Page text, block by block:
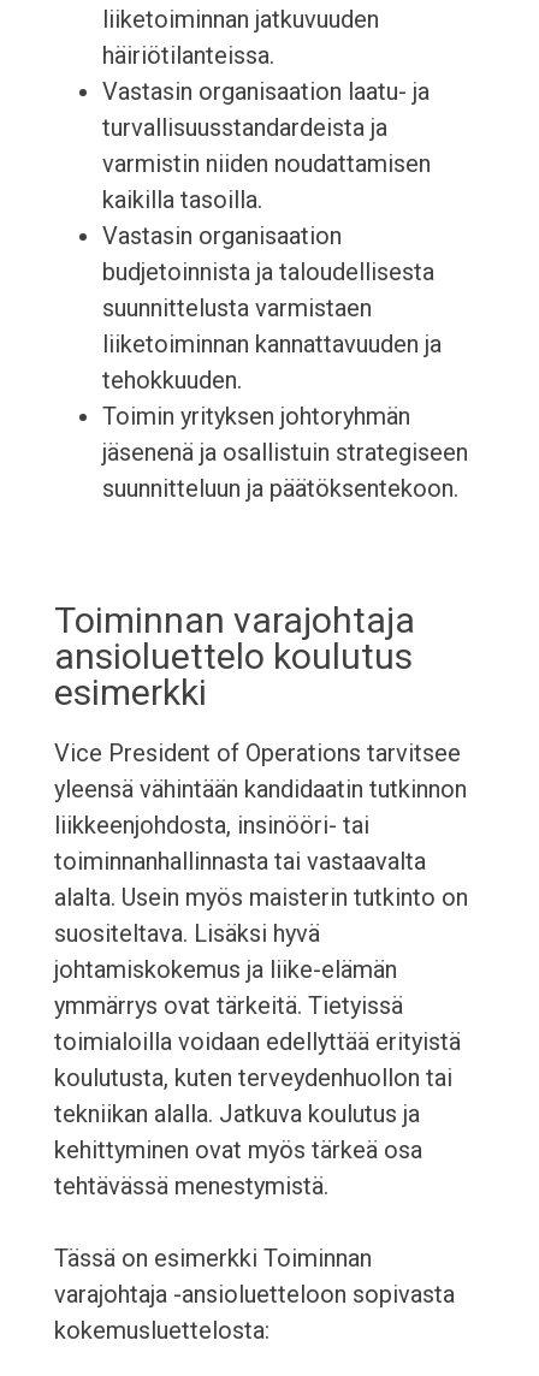
liiketoiminnan jatkuvuuden
häiriötilanteissa.
Vastasin organisaation laatu- ja
turvallisuusstandardeista ja
varmistin niiden noudattamisen
kaikilla tasoilla.
Vastasin organisaation
budjetoinnista ja taloudellisesta
suunnittelusta varmistaen
liiketoiminnan kannattavuuden ja
tehokkuuden.
Toimin yrityksen johtoryhmän
jäsenenä ja osallistuin strategiseen
suunnitteluun ja päätöksentekoon.
Toiminnan varajohtaja
ansioluettelo koulutus
esimerkki
Vice President of Operations tarvitsee
yleensä vähintään kandidaatin tutkinnon
liikkeenjohdosta, insinööri- tai
toiminnanhallinnasta tai vastaavalta
alalta. Usein myös maisterin tutkinto on
suositeltava. Lisäksi hyvä
johtamiskokemus ja liike-elämän
ymmärrys ovat tärkeitä. Tietyissä
toimialoilla voidaan edellyttää erityistä
koulutusta, kuten terveydenhuollon tai
tekniikan alalla. Jatkuva koulutus ja
kehittyminen ovat myös tärkeä osa
tehtävässä menestymistä.
Tässä on esimerkki Toiminnan
varajohtaja -ansioluetteloon sopivasta
kokemusluettelosta: